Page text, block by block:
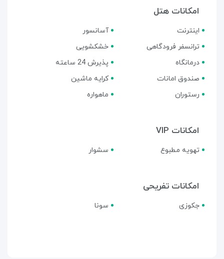
امکانات هتل
اینترنت
آسانسور
ترانسفر فرودگاهی
خشکشویی
درمانگاه
پذیرش 24 ساعته
صندوق امانات
کرایه ماشین
رستوران
ماهواره
امکانات VIP
تهویه مطبوع سشوار
امکانات تفریحی
جکوزی سونا